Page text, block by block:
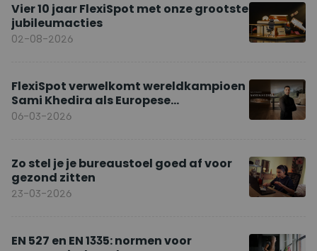
Vier 10 jaar FlexiSpot met onze grootste
jubileumacties
02-08-2026
FlexiSpot verwelkomt wereldkampioen
Sami Khedira als Europese
merkambassadeur
06-03-2026
Zo stel je je bureaustoel goed af voor
gezond zitten
23-03-2026
EN 527 en EN 1335: normen voor